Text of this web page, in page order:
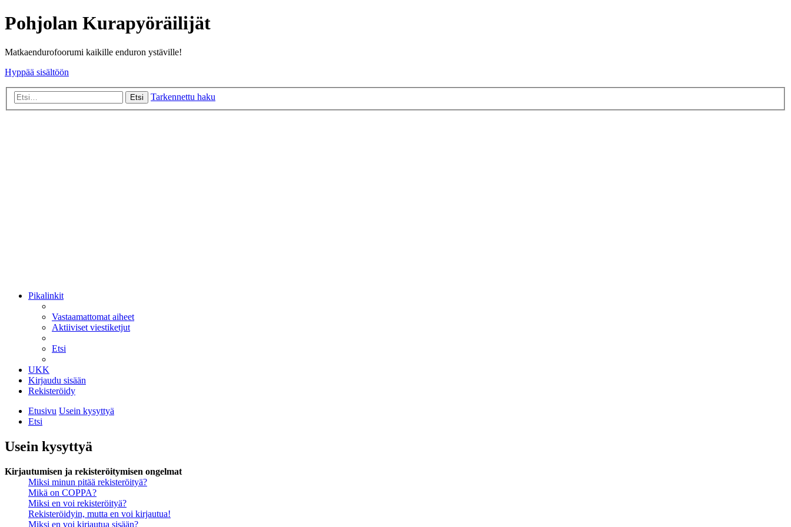
Pohjolan Kurapyöräilijät
Matkaendurofoorumi kaikille enduron ystäville!
Hyppää sisältöön
Etsi Tarkennettu haku
Pikalinkit
Vastaamattomat aiheet
Aktiiviset viestiketjut
Etsi
UKK
Kirjaudu sisään
Rekisteröidy
Etusivu Usein kysyttyä
Etsi
Usein kysyttyä
Kirjautumisen ja rekisteröitymisen ongelmat
Miksi minun pitää rekisteröityä?
Mikä on COPPA?
Miksi en voi rekisteröityä?
Rekisteröidyin, mutta en voi kirjautua!
Miksi en voi kirjautua sisään?